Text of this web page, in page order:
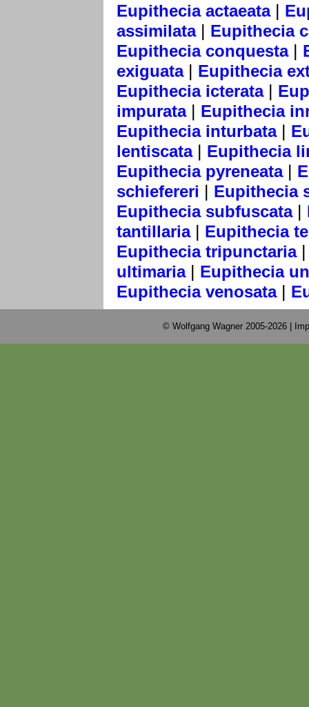
Eupithecia actaeata|
assimilata| Eupithecia
Eupithecia conquesta|
exiguata| Eupithecia
Eupithecia icterata|
impurata| Eupithecia
Eupithecia inturbata|
lentiscata| Eupithecia
Eupithecia pyreneata|
schiefereri | Eupithecia
Eupithecia subfuscata|
tantillaria| Eupithecia
Eupithecia tripunctaria
ultimaria| Eupithecia
Eupithecia venosata|
© Wolfgang Wagner 2005-2026 |